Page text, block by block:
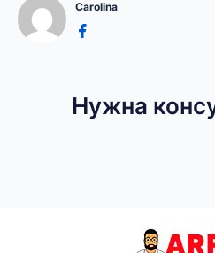
Carolina
Нужна